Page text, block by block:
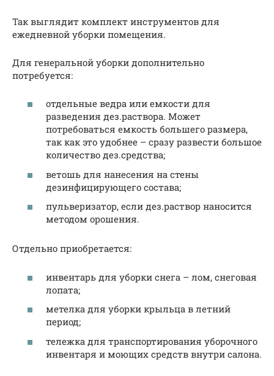
Так выглядит комплект инструментов для
ежедневной уборки помещения.
Для генеральной уборки дополнительно
потребуется:
отдельные ведра или емкости для
разведения дез.раствора. Может
потребоваться емкость большего размера,
так как это удобнее – сразу развести большое
количество дез.средства;
ветошь для нанесения на стены
дезинфицирующего состава;
пульверизатор, если дез.раствор наносится
методом орошения.
Отдельно приобретается:
инвентарь для уборки снега – лом, снеговая
лопата;
метелка для уборки крыльца в летний
период;
тележка для транспортирования уборочного
инвентаря и моющих средств внутри салона.